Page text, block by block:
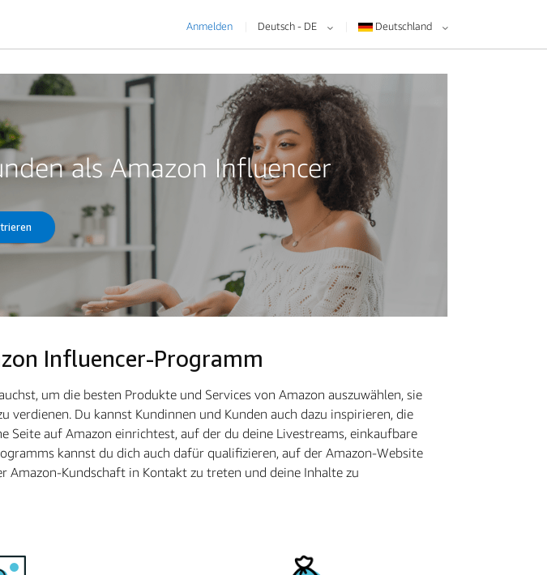
Deutschland
Deutsch - DE
Anmelden
als Amazon Influencer
Influencer-Programm
um die besten Produkte und Services von Amazon auszuwählen, sie
Du kannst Kundinnen und Kunden auch dazu inspirieren, die
auf Amazon einrichtest, auf der du deine Livestreams, einkaufbare
kannst du dich auch dafür qualifizieren, auf der Amazon-Website
Amazon-Kundschaft in Kontakt zu treten und deine Inhalte zu